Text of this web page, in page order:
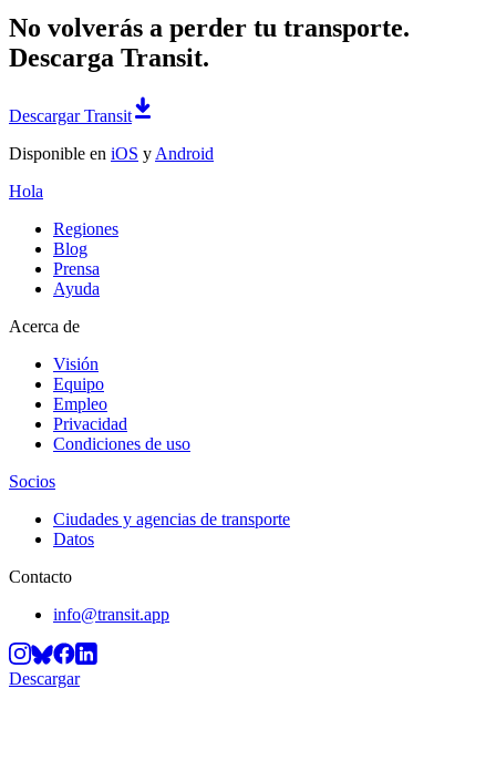
No volverás a perder tu transporte.
Descarga Transit.
Descargar Transit
Disponible en iOS y Android
Hola
Regiones
Blog
Prensa
Ayuda
Acerca de
Visión
Equipo
Empleo
Privacidad
Condiciones de uso
Socios
Ciudades y agencias de transporte
Datos
Contacto
info@transit.app
Descargar